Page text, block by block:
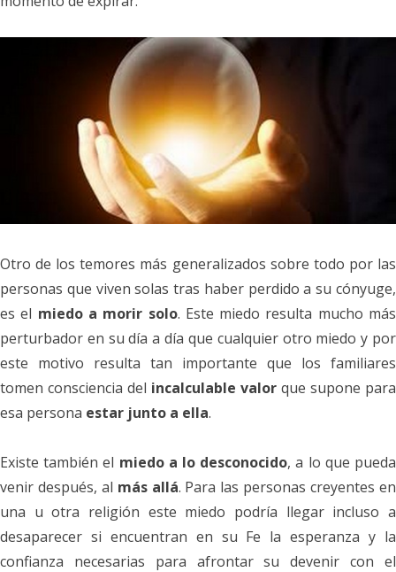
Otro de los temores más generalizados sobre todo por las
personas que viven solas tras haber perdido a su cónyuge,
es el miedo a morir solo. Este miedo resulta mucho más
perturbador en su día a día que cualquier otro miedo y por
este motivo resulta tan importante que los familiares
tomen consciencia del incalculable valor que supone para
esa persona estar junto a ella.
Existe también el miedo a lo desconocido, a lo que pueda
venir después, al más allá. Para las personas creyentes en
una u otra religión este miedo podría llegar incluso a
desaparecer si encuentran en su Fe la esperanza y la
confianza necesarias para afrontar su devenir con el